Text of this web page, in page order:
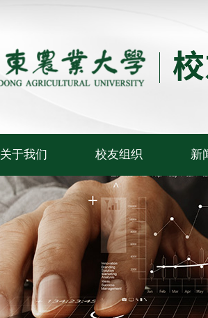
关于我们 校友组织 新